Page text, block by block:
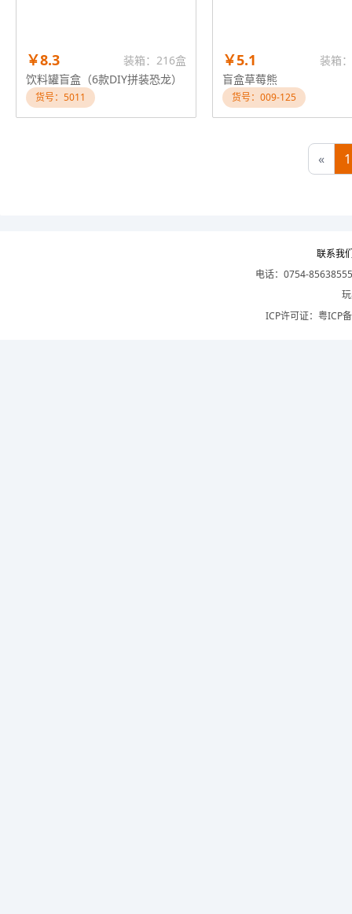
￥8.3
装箱：216盒
饮料罐盲盒（6款DIY拼装恐龙）
货号：5011
￥5.1
装箱
盲盒草莓熊
货号：009-125
« 1
联系我
电话：0754-
ICP许可证： 粤ICP